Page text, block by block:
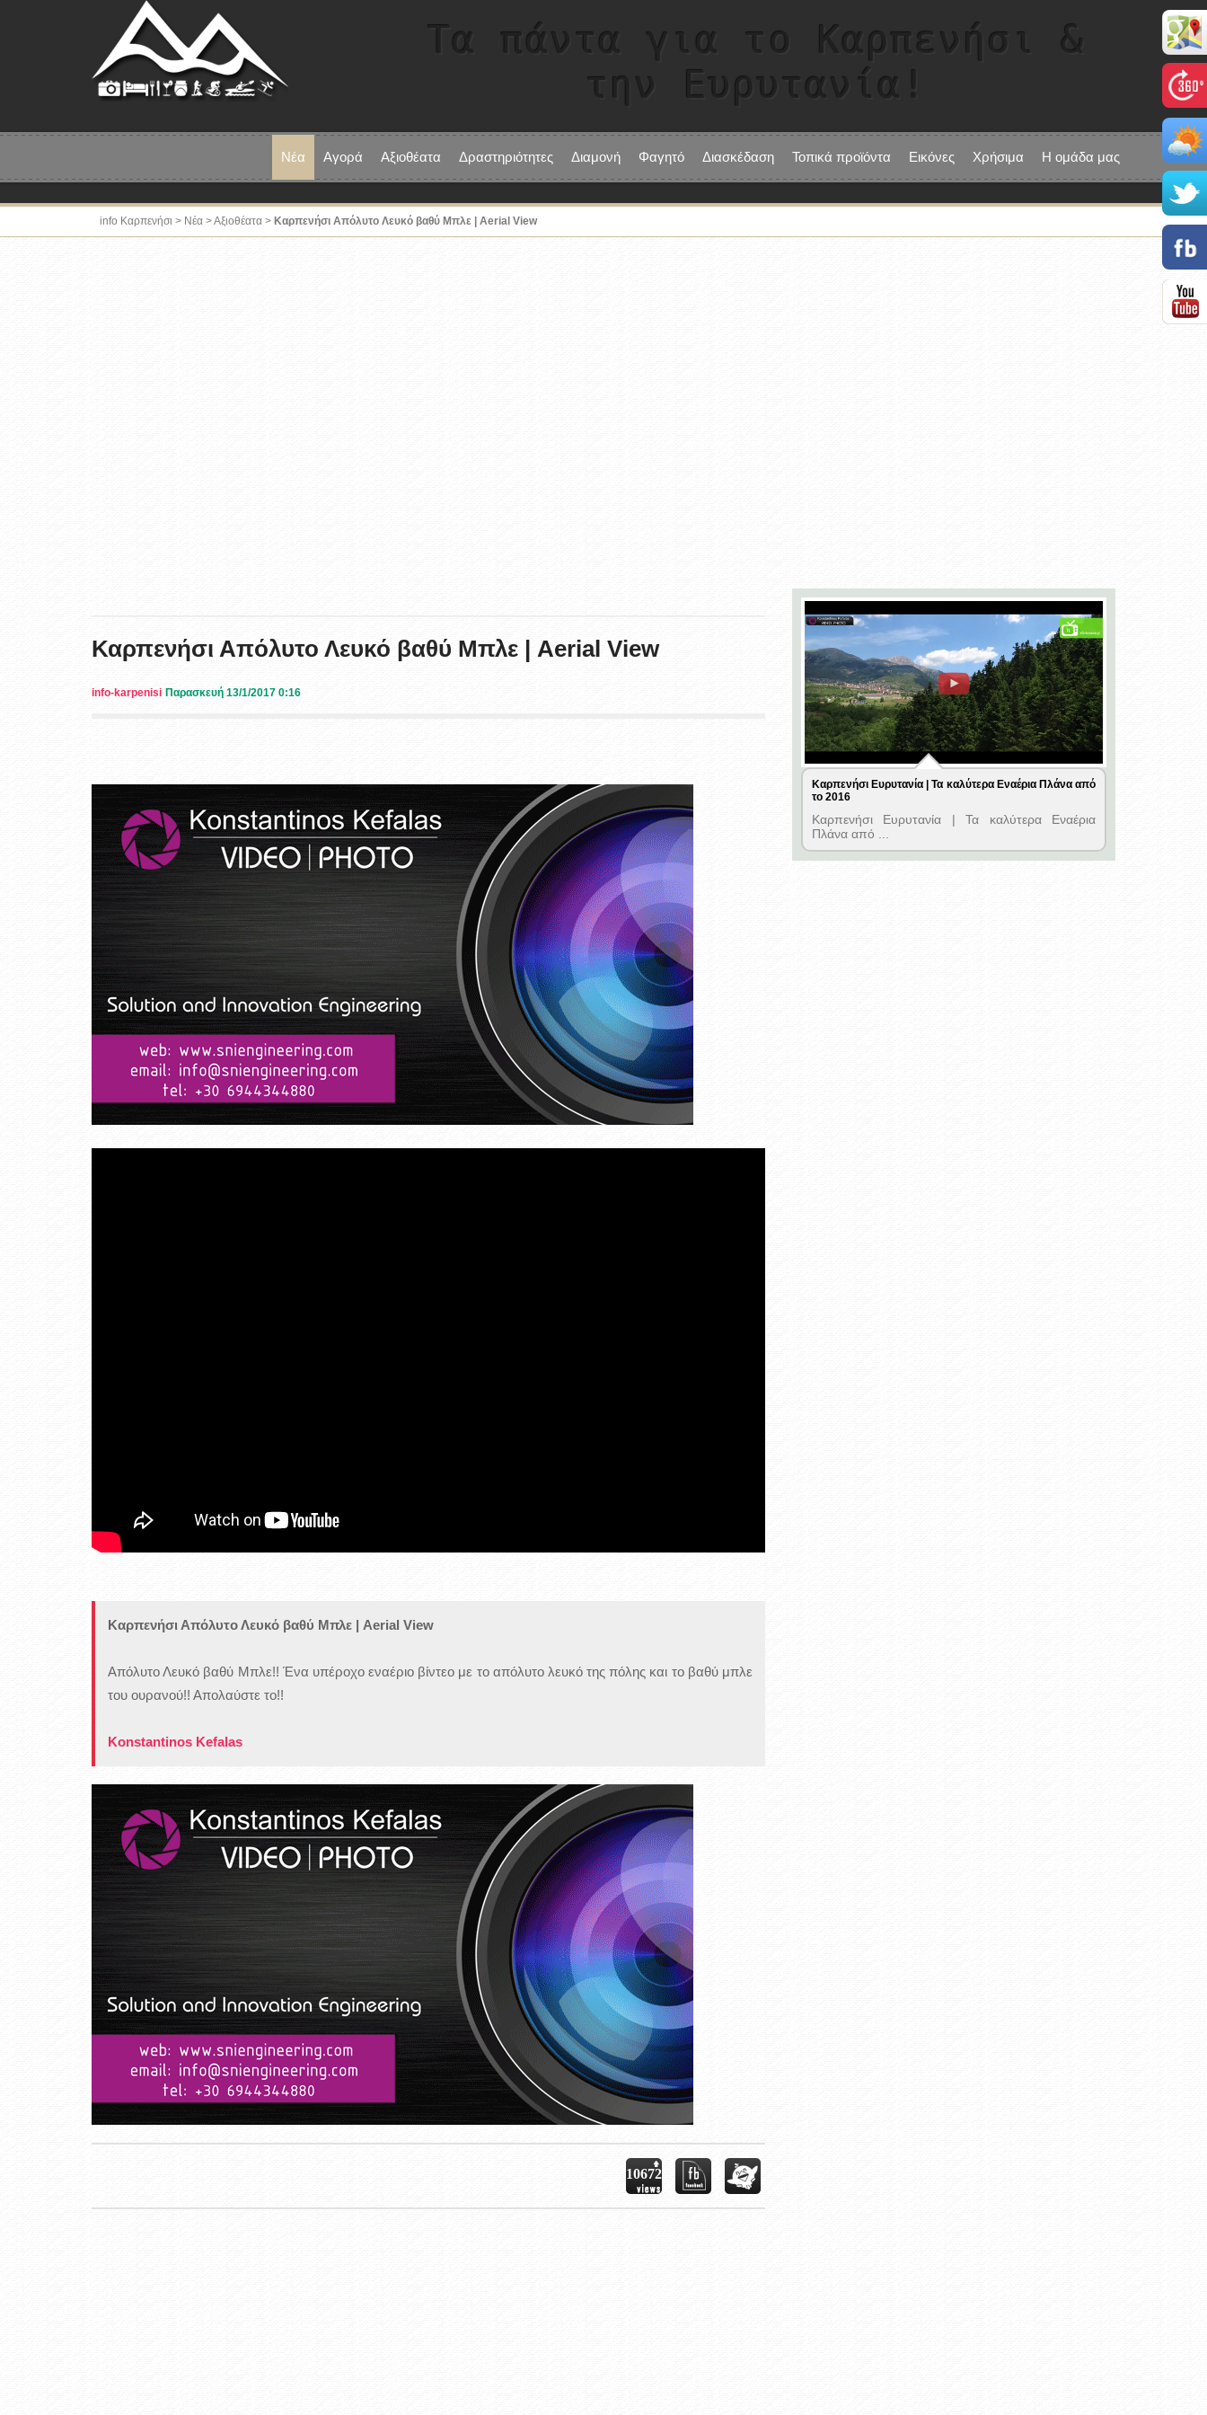
Τα πάντα για το Καρπενήσι &
την Ευρυτανία!
Νέα Αγορά Αξιοθέατα Δραστηριότητες Διαμονή Φαγητό Διασκέδαση Τοπικά προϊόντα Εικόνες Χρήσιμα Η ομάδα μας
info Καρπενήσι > Νέα >Αξιοθέατα > Καρπενήσι Απόλυτο Λευκό βαθύ Μπλε | Aerial View
Καρπενήσι Απόλυτο Λευκό βαθύ Μπλε | Aerial View
info-karpenisi Παρασκευή 13/1/2017 0:16
Καρπενήσι Απόλυτο Λευκό βαθύ Μπλε | Aerial View
Απόλυτο Λευκό βαθύ Μπλε!! Ένα υπέροχο εναέριο βίντεο με το απόλυτο λευκό της πόλης και το βαθύ μπλε
του ουρανού!! Απολαύστε το!!
Konstantinos Kefalas
10672
Καρπενήσι Ευρυτανία | Τα καλύτερα Εναέρια Πλάνα από
το 2016
Καρπενήσι Ευρυτανία | Τα καλύτερα Εναέρια
Πλάνα από ...